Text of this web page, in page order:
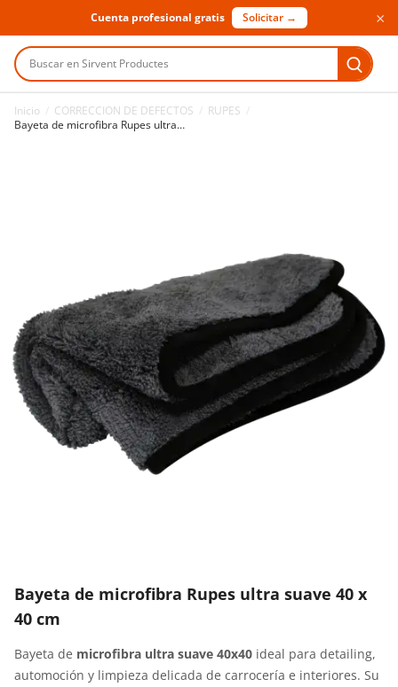
Cuenta profesional gratis Solicitar → ×
Buscar en Sirvent Productes
Inicio CORRECCION DE DEFECTOS RUPES
Bayeta de microfibra Rupes ultra suave 40 x 40 cm
Bayeta de microfibra Rupes ultra suave 40 x
40 cm
Bayeta de microfibra ultra suave 40x40 ideal para detailing,
automoción y limpieza delicada de carrocería e interiores. Su